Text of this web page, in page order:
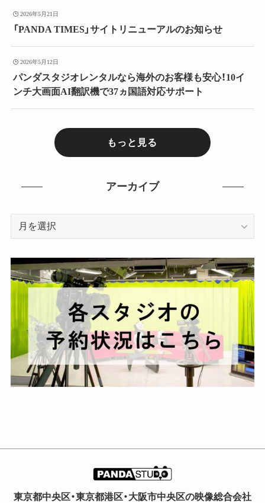
2026年5月21日
「PANDA TIMES」サイトリニューアルのお知らせ
2026年5月12日
パンダスタジオレンタルなら海外のお客様も安心！10イ
ンチ大画面AI翻訳機で37ヵ国語対応サポート
もっと見る
アーカイブ
イ
ブ
東京都中央区・東京都港区・大阪市中央区の映像総合会社